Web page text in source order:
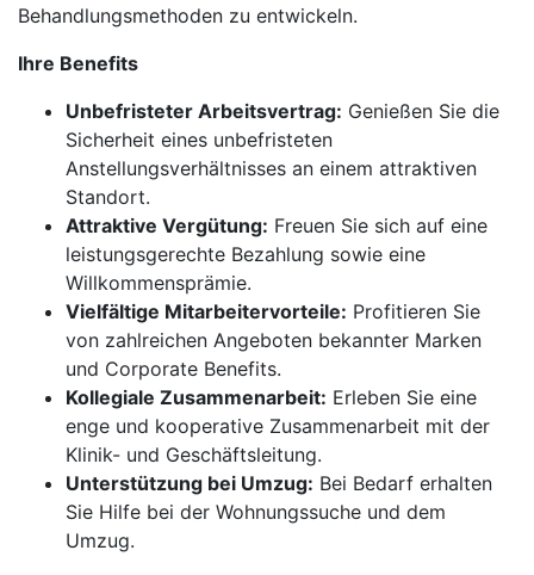
Behandlungsmethoden zu entwickeln.
Ihre Benefits
Unbefristeter Arbeitsvertrag: Genießen Sie die
Sicherheit eines unbefristeten
Anstellungsverhältnisses an einem attraktiven
Standort.
Attraktive Vergütung: Freuen Sie sich auf eine
leistungsgerechte Bezahlung sowie eine
Willkommensprämie.
Vielfältige Mitarbeitervorteile: Profitieren Sie
von zahlreichen Angeboten bekannter Marken
und Corporate Benefits.
Kollegiale Zusammenarbeit: Erleben Sie eine
enge und kooperative Zusammenarbeit mit der
Klinik- und Geschäftsleitung.
Unterstützung bei Umzug: Bei Bedarf erhalten
Sie Hilfe bei der Wohnungssuche und dem
Umzug.